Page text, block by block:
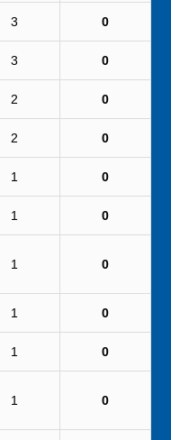
3 0
3 0
2 0
2 0
1 0
1 0
1 0
1 0
1 0
1 0